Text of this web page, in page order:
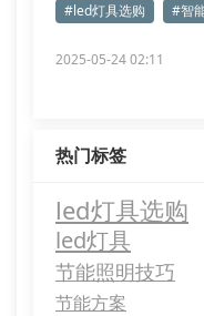
#led灯具选购 #智
2025-05-24 02:11
热门标签
led灯具选购
led灯具
节能照明技巧
节能方案